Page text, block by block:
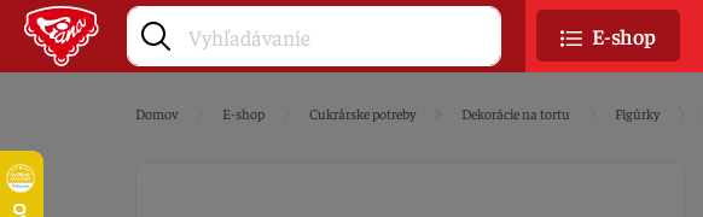
Domov E-shop Cukrárske potreby Dekorácie na tortu Figúrky
E-shop